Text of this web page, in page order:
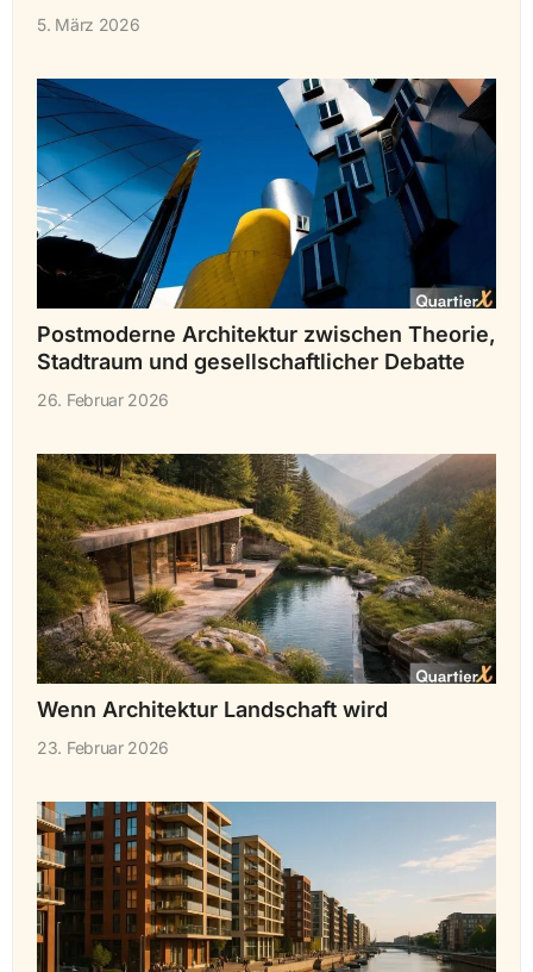
5. März 2026
Postmoderne Architektur zwischen Theorie,
Stadtraum und gesellschaftlicher Debatte
26. Februar 2026
Wenn Architektur Landschaft wird
23. Februar 2026